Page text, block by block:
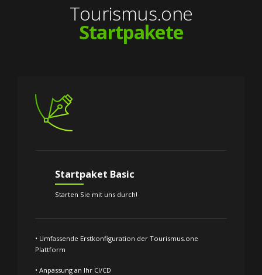
Tourismus.one
Startpakete
Startpaket Basic
Starten Sie mit uns durch!
• Umfassende Erstkonfiguration der Tourismus.one
Plattform
• Anpassung an Ihr CI/CD